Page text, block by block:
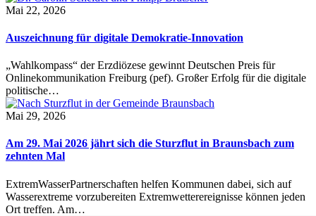
Mai 22, 2026
Auszeichnung für digitale Demokratie-Innovation
„Wahlkompass“ der Erzdiözese gewinnt Deutschen Preis für
Onlinekommunikation Freiburg (pef). Großer Erfolg für die digitale
politische…
Mai 29, 2026
Am 29. Mai 2026 jährt sich die Sturzflut in Braunsbach zum
zehnten Mal
ExtremWasserPartnerschaften helfen Kommunen dabei, sich auf
Wasserextreme vorzubereiten Extremwetterereignisse können jeden
Ort treffen. Am…